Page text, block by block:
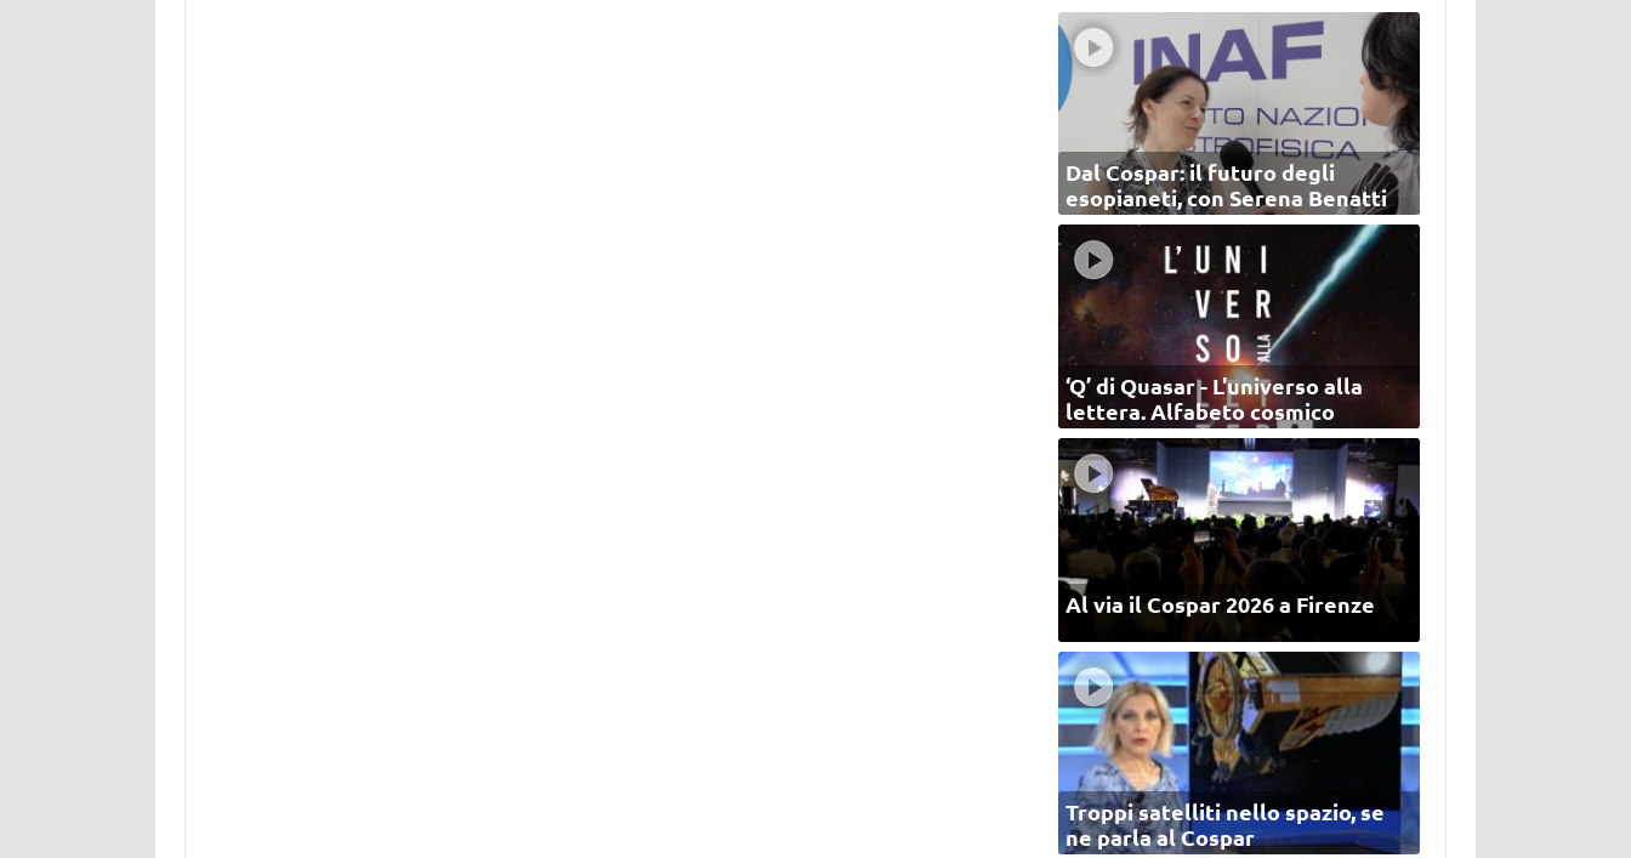
Dal Cospar: il futuro degli
esopianeti, con Serena Benatti
‘Q’ di Quasar - L'universo alla
lettera. Alfabeto cosmico
Al via il Cospar 2026 a Firenze
Troppi satelliti nello spazio, se
ne parla al Cospar